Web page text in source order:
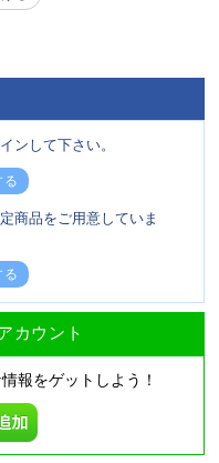
ンして下さい。
商品をご用意していま
カウント
報をゲットしよう！